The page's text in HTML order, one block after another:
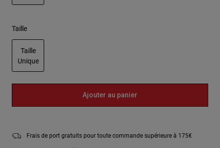
Taille
Taille
Unique
Ajouter au panier
Frais de port gratuits pour toute commande supérieure à 175€